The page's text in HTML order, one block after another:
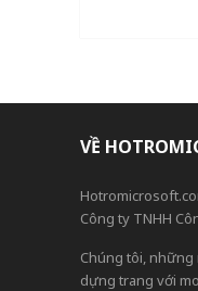
VỀ
Công ty TNHH
Chúng tôi,
dựng trang với